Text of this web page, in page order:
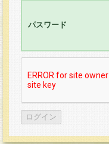
パスワード